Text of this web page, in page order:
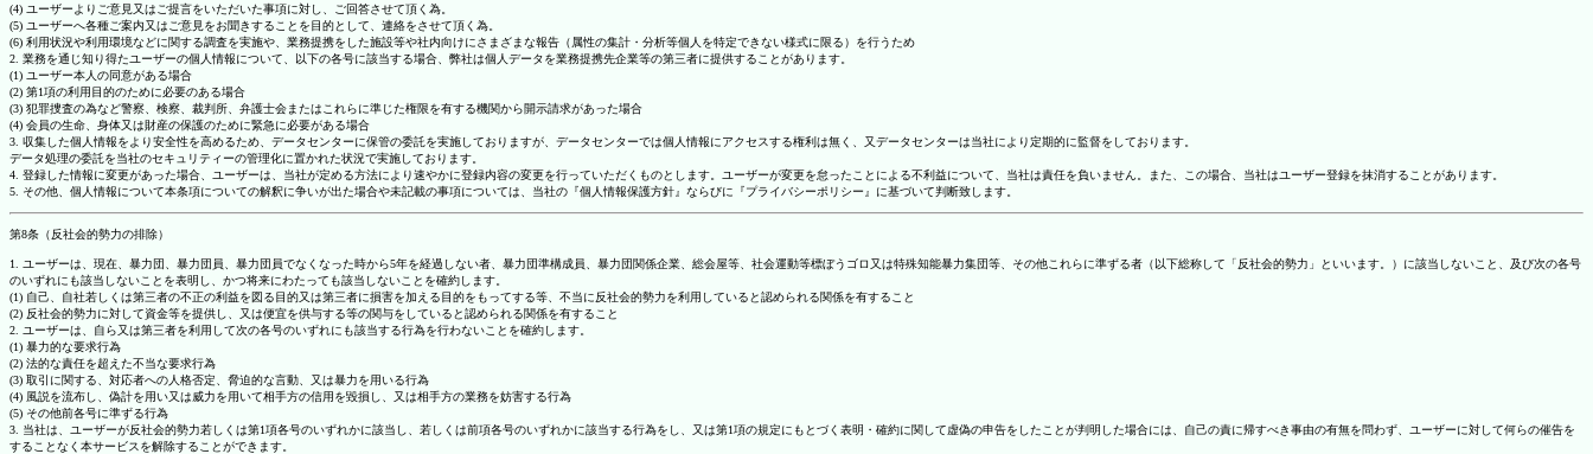
(4) ユーザーよりご意見又はご提言をいただいた事項に対し、ご回答させて頂く為。
(5) ユーザーへ各種ご案内又はご意見をお聞きすることを目的として、連絡をさせて頂く為。
(6) 利用状況や利用環境などに関する調査を実施や、業務提携をした施設等や社内向けにさまざまな報告（属性の集計・分析等個人を特定できない様式に限る）を行うため
2. 業務を通じ知り得たユーザーの個人情報について、以下の各号に該当する場合、弊社は個人データを業務提携先企業等の第三者に提供することがあります。
(1) ユーザー本人の同意がある場合
(2) 第1項の利用目的のために必要のある場合
(3) 犯罪捜査の為など警察、検察、裁判所、弁護士会またはこれらに準じた権限を有する機関から開示請求があった場合
(4) 会員の生命、身体又は財産の保護のために緊急に必要がある場合
3. 収集した個人情報をより安全性を高めるため、データセンターに保管の委託を実施しておりますが、データセンターでは個人情報にアクセスする権利は無く、又データセンターは当社により定期的に監督をしております。
データ処理の委託を当社のセキュリティーの管理化に置かれた状況で実施しております。
4. 登録した情報に変更があった場合、ユーザーは、当社が定める方法により速やかに登録内容の変更を行っていただくものとします。ユーザーが変更を怠ったことによる不利益について、当社は責任を負いません。また、この場合、当社はユーザー登録を抹消することがあります。
5. その他、個人情報について本条項についての解釈に争いが出た場合や未記載の事項については、当社の『個人情報保護方針』ならびに『プライバシーポリシー』に基づいて判断致します。
第8条（反社会的勢力の排除）
1. ユーザーは、現在、暴力団、暴力団員、暴力団員でなくなった時から5年を経過しない者、暴力団準構成員、暴力団関係企業、総会屋等、社会運動等標ぼうゴロ又は特殊知能暴力集団等、その他これらに準ずる者（以下総称して「反社会的勢力」といいます。）に該当しないこと、及び次の各号
のいずれにも該当しないことを表明し、かつ将来にわたっても該当しないことを確約します。
(1) 自己、自社若しくは第三者の不正の利益を図る目的又は第三者に損害を加える目的をもってする等、不当に反社会的勢力を利用していると認められる関係を有すること
(2) 反社会的勢力に対して資金等を提供し、又は便宜を供与する等の関与をしていると認められる関係を有すること
2. ユーザーは、自ら又は第三者を利用して次の各号のいずれにも該当する行為を行わないことを確約します。
(1) 暴力的な要求行為
(2) 法的な責任を超えた不当な要求行為
(3) 取引に関する、対応者への人格否定、脅迫的な言動、又は暴力を用いる行為
(4) 風説を流布し、偽計を用い又は威力を用いて相手方の信用を毀損し、又は相手方の業務を妨害する行為
(5) その他前各号に準ずる行為
3. 当社は、ユーザーが反社会的勢力若しくは第1項各号のいずれかに該当し、若しくは前項各号のいずれかに該当する行為をし、又は第1項の規定にもとづく表明・確約に関して虚偽の申告をしたことが判明した場合には、自己の責に帰すべき事由の有無を問わず、ユーザーに対して何らの催告を
することなく本サービスを解除することができます。